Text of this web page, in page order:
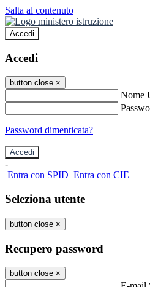
Salta al contenuto
Accedi
Accedi
button close ×
Nome
Password dimenticata?
-
Entra con SPID Entra con CIE
Seleziona utente
button close ×
Recupero password
button close ×